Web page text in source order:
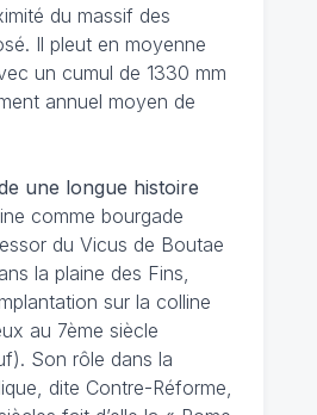
du massif des
Il pleut en moyenne
un cumul de 1330 mm
annuel moyen de
une longue histoire
comme bourgade
du Vicus de Boutae
la plaine des Fins,
sur la colline
au 7ème siècle
Son rôle dans la
dite Contre-Réforme,